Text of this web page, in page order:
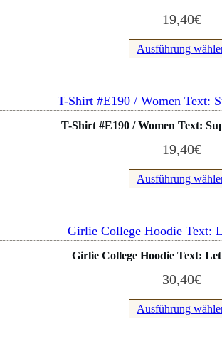
der
gewählt
19,40€
Ausführung
mehrere
auf.
können
auf
der
gewählt
T-Shirt #E190 / Women Text:
19,40€
Ausführung
Dieses
mehrere
auf.
können
auf
der
gewählt
Girlie College Hoodie Text:
30,40€
Ausführung
Dieses
mehrere
auf.